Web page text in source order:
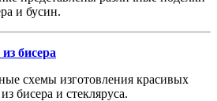
и бусин.
бисера
схемы изготовления красивых
бисера и стекляруса.